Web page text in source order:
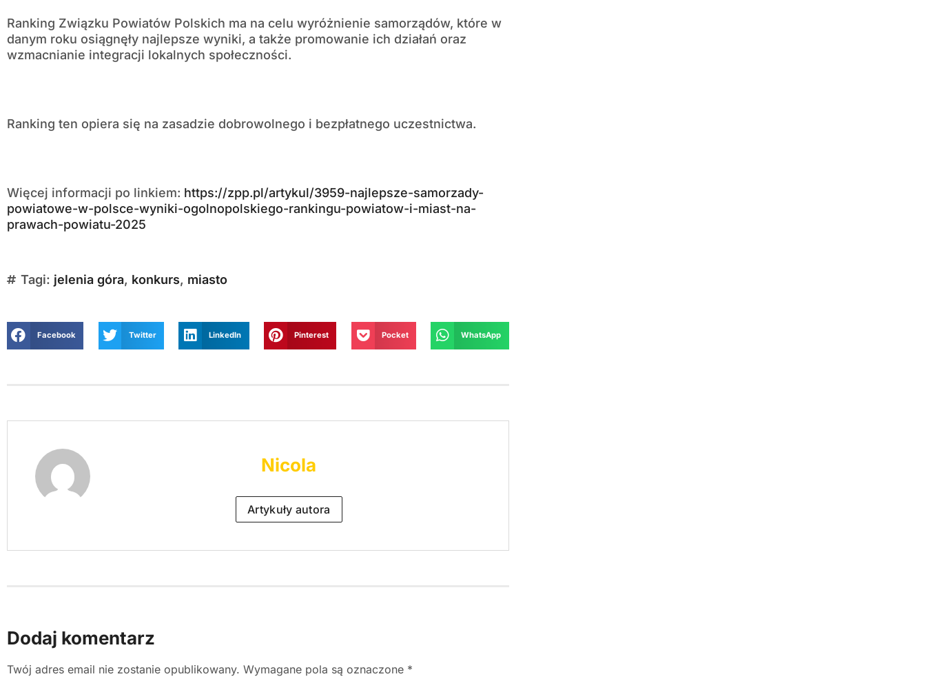
Ranking Związku Powiatów Polskich ma na celu wyróżnienie samorządów, które w
danym roku osiągnęły najlepsze wyniki, a także promowanie ich działań oraz
wzmacnianie integracji lokalnych społeczności.
Ranking ten opiera się na zasadzie dobrowolnego i bezpłatnego uczestnictwa.
Więcej informacji po linkiem: https://zpp.pl/artykul/3959-najlepsze-samorzady-
powiatowe-w-polsce-wyniki-ogolnopolskiego-rankingu-powiatow-i-miast-na-
prawach-powiatu-2025
Tagi: jelenia góra, konkurs, miasto
Facebook Twitter LinkedIn Pinterest Pocket WhatsApp
Nicola
Artykuły autora
Dodaj komentarz
Twój adres email nie zostanie opublikowany. Wymagane pola są oznaczone *